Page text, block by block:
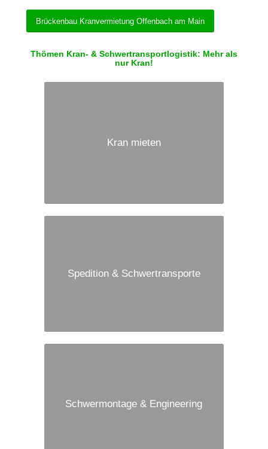
Brückenbau Kranvermietung Offenbach am Main
Thömen Kran- & Schwertransportlogistik: Mehr als
nur Kran!
Kran mieten
Spedition & Schwertransporte
Schwermontage & Engineering